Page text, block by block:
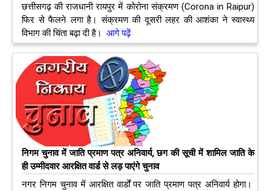
छत्तीसगढ़ की राजधानी रायपुर में कोरोना संक्रमण (Corona in Raipur)
फिर से फैलने लगा है। संक्रमण की दूसरी लहर की आशंका ने स्वास्थ्य
विभाग की चिंता बढ़ा दी है।
आगे पढ़ें
निगम चुनाव में जाति प्रमाण पत्र अनिवार्य, छग की सूची में शामिल जाति के
ही उम्मीदवार आरक्षित वार्ड से लड़ पाएंगे चुनाव
नगर निगम चुनाव में आरक्षित वार्डों पर जाति प्रमाण पत्र अनिवार्य होगा।